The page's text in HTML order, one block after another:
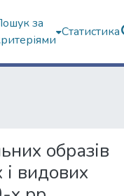
за
Статистика
образів
видових